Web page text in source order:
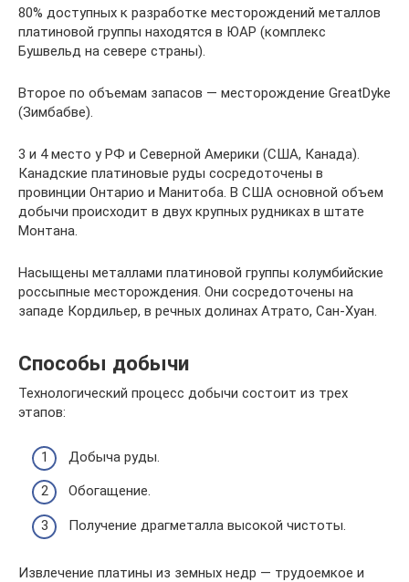
80% доступных к разработке месторождений металлов
платиновой группы находятся в ЮАР (комплекс
Бушвельд на севере страны).
Второе по объемам запасов — месторождение GreatDyke
(Зимбабве).
3 и 4 место у РФ и Северной Америки (США, Канада).
Канадские платиновые руды сосредоточены в
провинции Онтарио и Манитоба. В США основной объем
добычи происходит в двух крупных рудниках в штате
Монтана.
Насыщены металлами платиновой группы колумбийские
россыпные месторождения. Они сосредоточены на
западе Кордильер, в речных долинах Атрато, Сан-Хуан.
Способы добычи
Технологический процесс добычи состоит из трех
этапов:
Добыча руды.
Обогащение.
Получение драгметалла высокой чистоты.
Извлечение платины из земных недр — трудоемкое и